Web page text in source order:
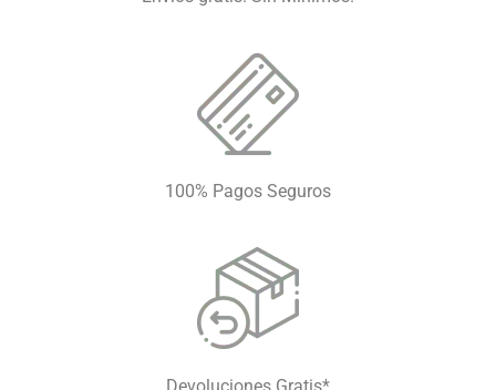
100% Pagos Seguros